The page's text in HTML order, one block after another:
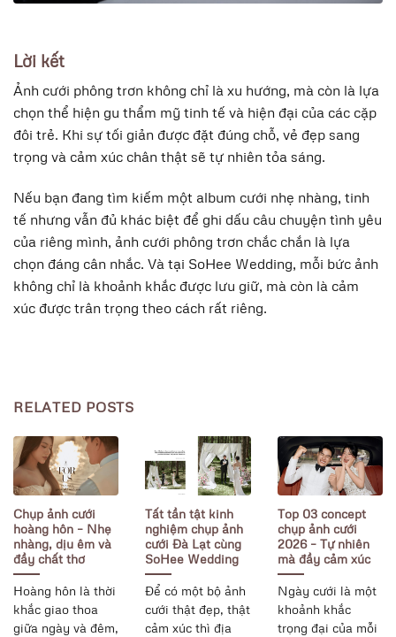
Lời kết
Ảnh cưới phông trơn không chỉ là xu hướng, mà còn là lựa
chọn thể hiện gu thẩm mỹ tinh tế và hiện đại của các cặp
đôi trẻ. Khi sự tối giản được đặt đúng chỗ, vẻ đẹp sang
trọng và cảm xúc chân thật sẽ tự nhiên tỏa sáng.
Nếu bạn đang tìm kiếm một album cưới nhẹ nhàng, tinh
tế nhưng vẫn đủ khác biệt để ghi dấu câu chuyện tình yêu
của riêng mình, ảnh cưới phông trơn chắc chắn là lựa
chọn đáng cân nhắc. Và tại SoHee Wedding, mỗi bức ảnh
không chỉ là khoảnh khắc được lưu giữ, mà còn là cảm
xúc được trân trọng theo cách rất riêng.
RELATED POSTS
Chụp ảnh cưới
hoàng hôn – Nhẹ
nhàng, dịu êm và
đầy chất thơ
Hoàng hôn là thời
khắc giao thoa
giữa ngày và đêm,
Tất tần tật kinh
nghiệm chụp ảnh
cưới Đà Lạt cùng
SoHee Wedding
Để có một bộ ảnh
cưới thật đẹp, thật
cảm xúc thì địa
Top 03 concept
chụp ảnh cưới
2026 – Tự nhiên
mà đầy cảm xúc
Ngày cưới là một
khoảnh khắc
trọng đại của mỗi